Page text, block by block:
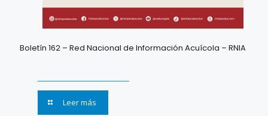
Boletín 162 – Red Nacional de Información Acuícola – RNIA
Leer más